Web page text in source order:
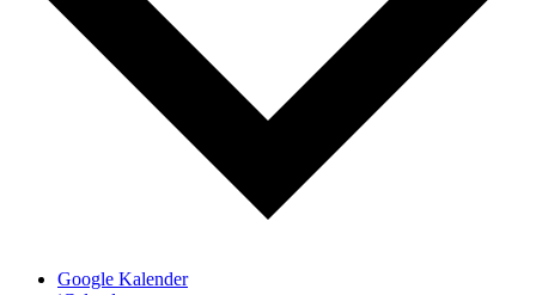
Google Kalender